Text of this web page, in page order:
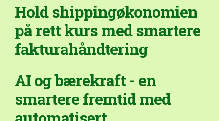
Hold shippingøkonomien
på rett kurs med smartere
fakturahåndtering
AI og bærekraft - en
smartere fremtid med